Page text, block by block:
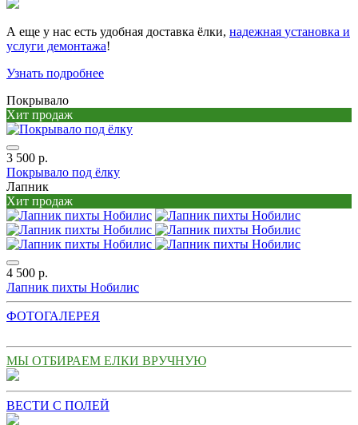
А еще у нас есть удобная доставка ёлки, надежная установка и
услуги демонтажа!
Узнать подробнее
Покрывало
Хит продаж
3 500 р.
Покрывало под ёлку
Лапник
Хит продаж
4 500 р.
Лапник пихты Нобилис
ФОТОГАЛЕРЕЯ
МЫ ОТБИРАЕМ ЕЛКИ ВРУЧНУЮ
ВЕСТИ С ПОЛЕЙ